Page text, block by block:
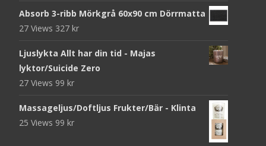
Absorb 3-ribb Mörkgrå 60x90 cm Dörrmatta
27 Views 327 kr
Ljuslykta Allt har din tid - Majas
lyktor/Suicide Zero
27 Views 99 kr
Massageljus/Doftljus Frukter/Bär - Klinta
25 Views 99 kr